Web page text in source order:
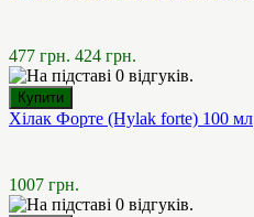
477 грн. 424 грн.
Хілак Форте (Hylak forte) 100 мл
1007 грн.